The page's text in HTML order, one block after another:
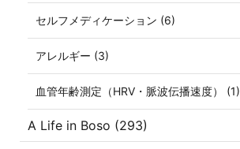
セルフメディケーション (6)
アレルギー (3)
血管年齢測定（HRV・脈波伝播速度） (1)
A Life in Boso (293)